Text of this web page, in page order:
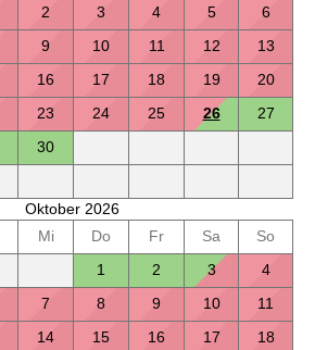
2 3 4 5
6
9 10 11 12
13
16 17 18 19
20
23 24 25 26
27
30
Oktober 2026
Mi Do Fr Sa
So
1 2 3
4
7 8 9 10
11
14 15 16 17
18